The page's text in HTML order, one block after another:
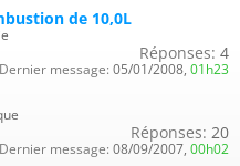
de 10,0L
Réponses: 4
Dernier message: 05/01/2008, 01h23
Réponses: 20
Dernier message: 08/09/2007, 00h02